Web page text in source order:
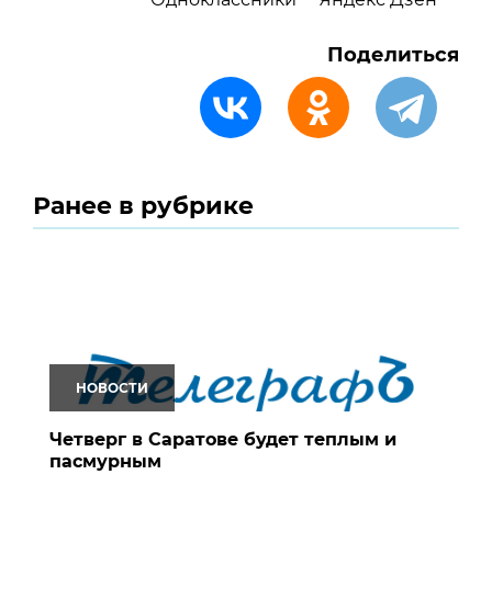
Поделиться
Ранее в рубрике
НОВОСТИ
Четверг в Саратове будет теплым и
пасмурным